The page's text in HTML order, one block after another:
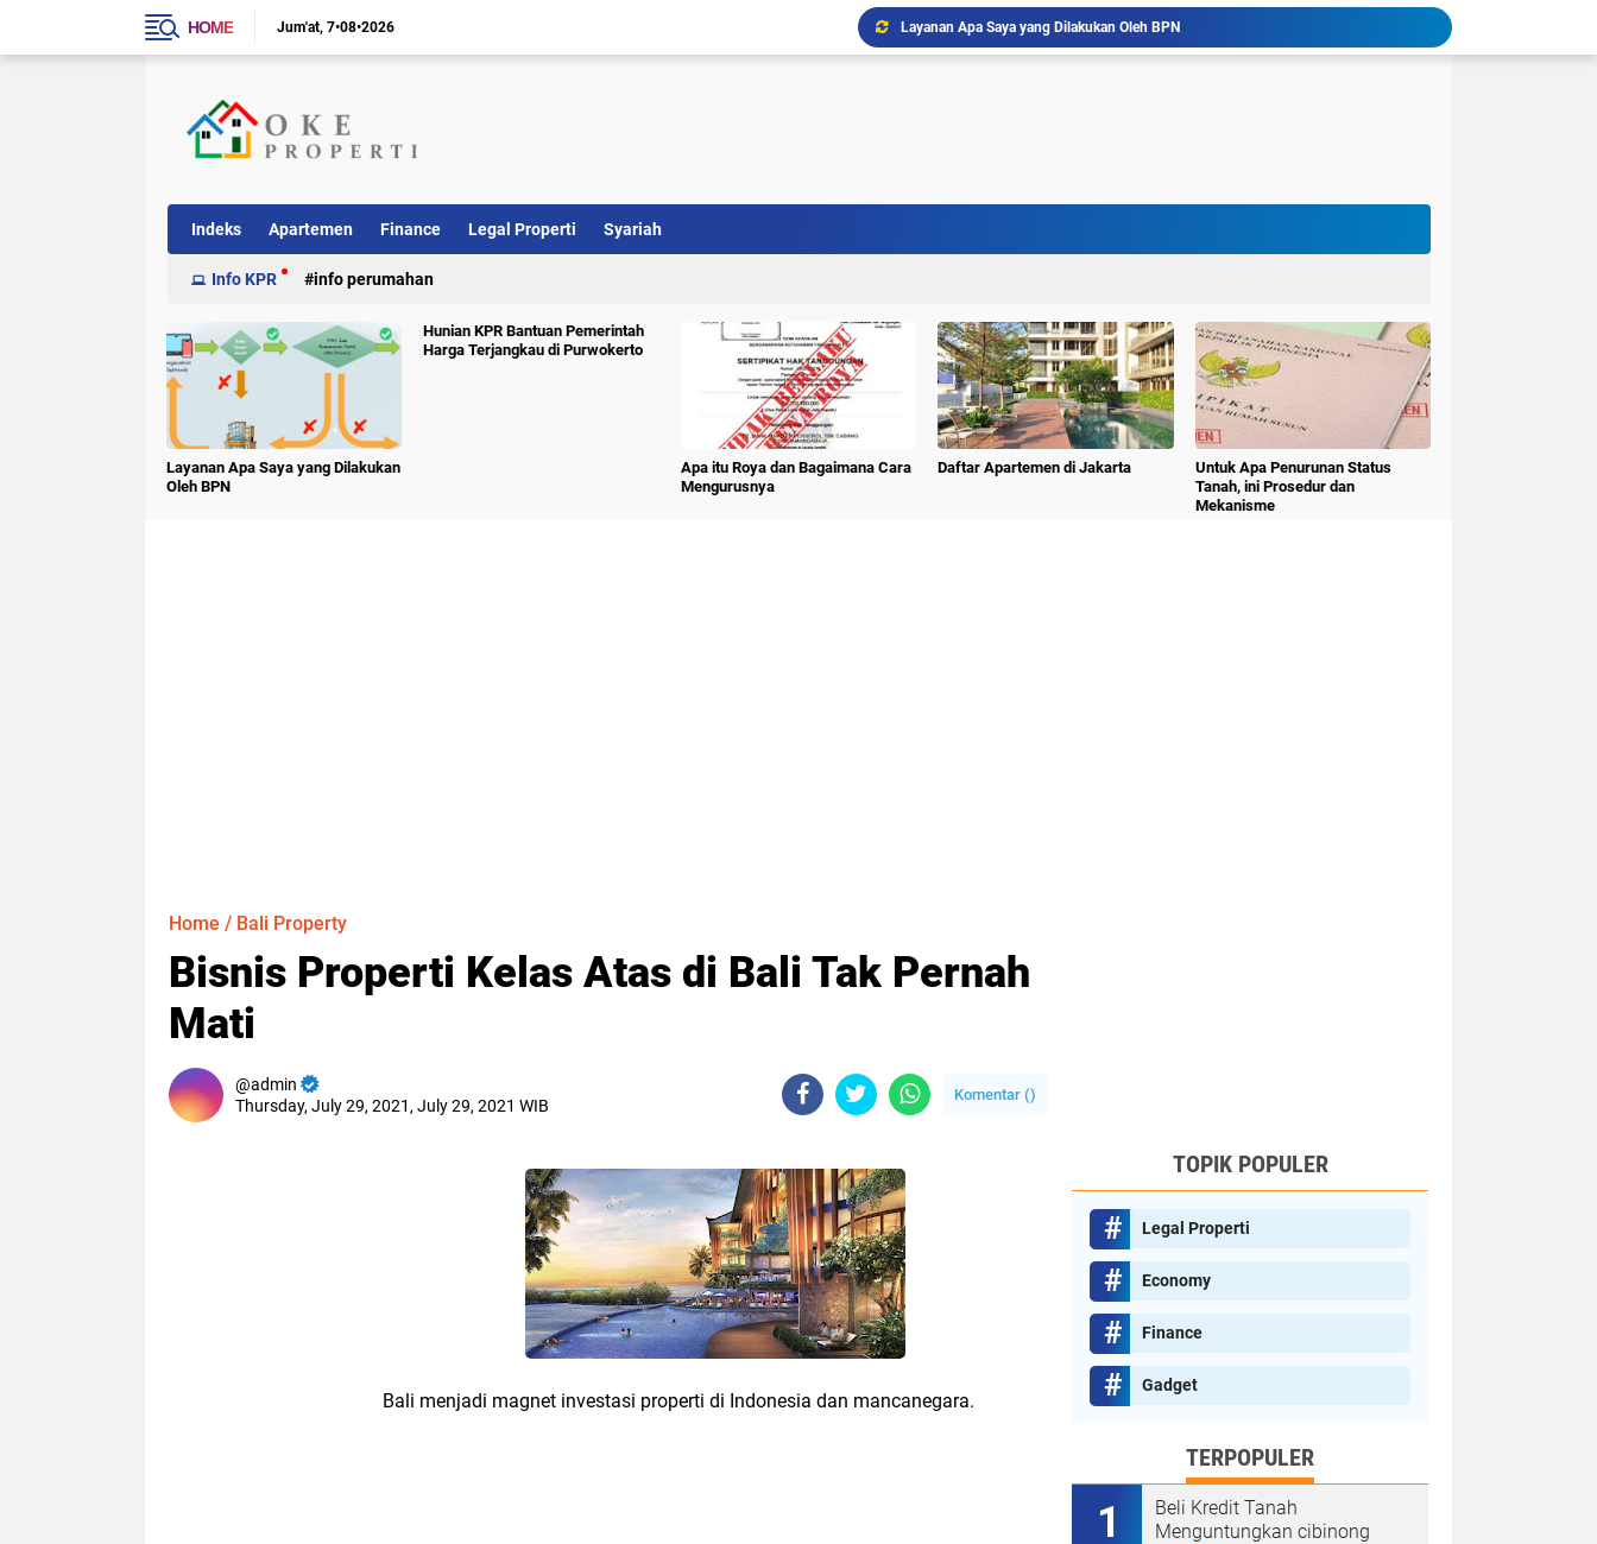
HOME Jum'at 7•08•2026
Layanan Apa Saya yang Dilakukan Oleh BPN
Ini Penjelasan Property Listing Rooma21
Doa Agar Cepat Punya Rumah dari Habib Sholeh Tanggul
Indeks Apartemen Finance Legal Properti Syariah
Info KPR info perumahan
Layanan Apa Saya yang Dilakukan
Oleh BPN
Hunian KPR Bantuan Pemerintah
Harga Terjangkau di Purwokerto
Apa itu Roya dan Bagaimana Cara
Mengurusnya
Daftar Apartemen di Jakarta
Untuk Apa Penurunan Status
Tanah, ini Prosedur dan
Mekanisme
Home / Bali Property
Bisnis Properti Kelas Atas di Bali Tak Pernah
Mati
admin
Thursday, July 29, 2021, July 29, 2021 WIB
Komentar ()
Bali menjadi magnet investasi properti di Indonesia dan mancanegara.
TOPIK POPULER
Legal Properti
Economy
Finance
Gadget
TERPOPULER
Beli Kredit Tanah
Menguntungkan cibinong